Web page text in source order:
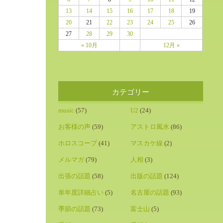
« 10月 12月 »
13
14 15 16 17 18
19
20
21 22 23 24 25
26
27
28 29 30
カテゴリー
music (57) U2 (24)
お客様の声 (59) アストロ風水 (86)
ホロスコープ(41) マスカケ線 (2)
メルマガ (79) 人相 (3)
出張の話題 (58) 出版の話題 (124)
単年度詳細占い (5) 名古屋の話題 (93)
季節の話題 (73) 富士山 (5)